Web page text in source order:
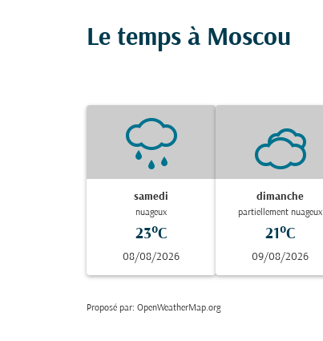
Le temps à Moscou
samedi
nuageux
23°C
08/08/2026
dimanche
partiellement nuageux
21°C
09/08/2026
Proposé par: OpenWeatherMap.org